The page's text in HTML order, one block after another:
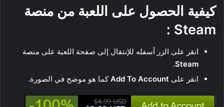
كيفية الحصول على اللعبة من منصة
Steam :
انقر على الزر أسفله للإنتقال إلى صفحة اللعبة على منصة
Steam
.
انقر على Add To Accountكما هو موضح في الصورة.